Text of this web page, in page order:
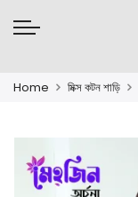
Home মিক্স কটন শাড়ি